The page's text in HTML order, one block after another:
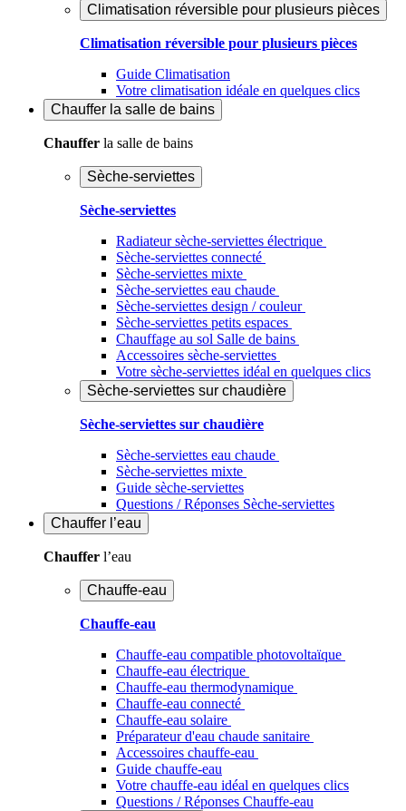
Climatisation réversible pour plusieurs pièces
Climatisation réversible pour plusieurs pièces
Guide Climatisation
Votre climatisation idéale en quelques clics
Chauffer la salle de bains
Chauffer la salle de bains
Sèche-serviettes
Sèche-serviettes
Radiateur sèche-serviettes électrique
Sèche-serviettes connecté
Sèche-serviettes mixte
Sèche-serviettes eau chaude
Sèche-serviettes design / couleur
Sèche-serviettes petits espaces
Chauffage au sol Salle de bains
Accessoires sèche-serviettes
Votre sèche-serviettes idéal en quelques clics
Sèche-serviettes sur chaudière
Sèche-serviettes sur chaudière
Sèche-serviettes eau chaude
Sèche-serviettes mixte
Guide sèche-serviettes
Questions / Réponses Sèche-serviettes
Chauffer l’eau
Chauffer l’eau
Chauffe-eau
Chauffe-eau
Chauffe-eau compatible photovoltaïque
Chauffe-eau électrique
Chauffe-eau thermodynamique
Chauffe-eau connecté
Chauffe-eau solaire
Préparateur d'eau chaude sanitaire
Accessoires chauffe-eau
Guide chauffe-eau
Votre chauffe-eau idéal en quelques clics
Questions / Réponses Chauffe-eau